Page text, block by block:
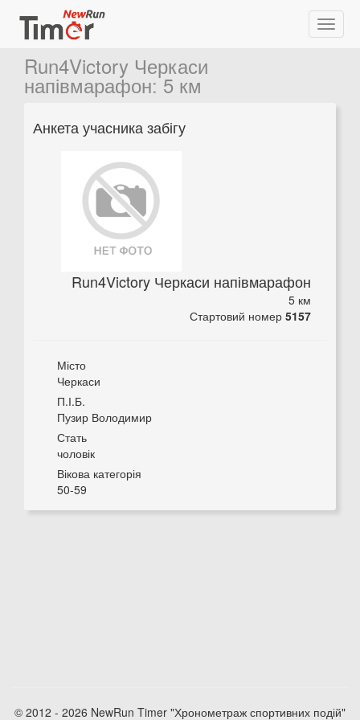
Run4Victory Черкаси
напівмарафон:5 км
Анкета учасника забігу
Run4Victory Черкаси напівмарафон
5 км
Стартовий номер 5157
Місто
Черкаси
П.І.Б.
Пузир Володимир
Стать
чоловік
Вікова категорія
50-59
© 2012 - 2026 NewRun Timer "Хронометраж спортивних подій"